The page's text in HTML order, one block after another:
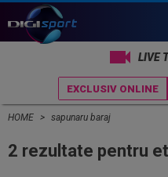
LIVE
EXCLUSIV ONLINE
HOME sapunaru baraj
2 rezultate pentru